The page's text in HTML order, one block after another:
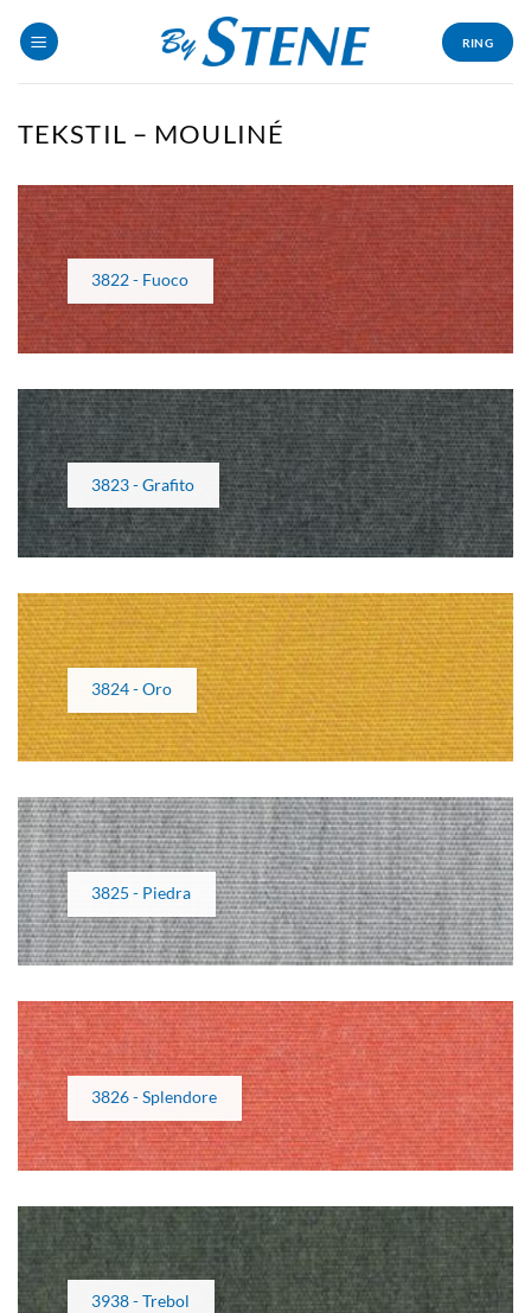
RING
TEKSTIL – MOULINÉ
3822 - Fuoco
3823 - Grafito
3824 - Oro
3825 - Piedra
3826 - Splendore
3938 - Trebol